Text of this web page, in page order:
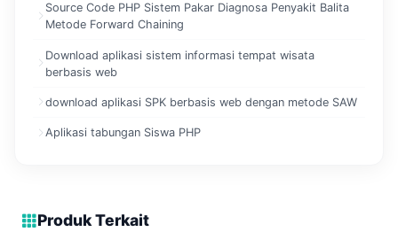
Source Code PHP Sistem Pakar Diagnosa Penyakit Balita
Metode Forward Chaining
Download aplikasi sistem informasi tempat wisata
berbasis web
download aplikasi SPK berbasis web dengan metode SAW
Aplikasi tabungan Siswa PHP
Produk Terkait